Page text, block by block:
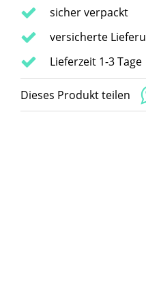
sicher verpackt
versicherte
Lieferzeit 1-3 Tage
Dieses Produkt teilen